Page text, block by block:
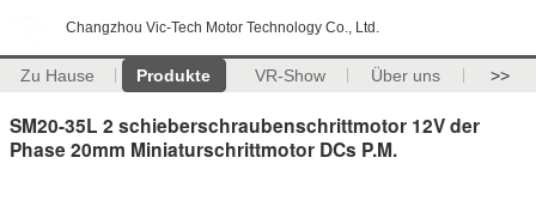
Changzhou Vic-Tech Motor Technology Co., Ltd.
Zu Hause Produkte VR-Show Über uns >>
SM20-35L 2 schieberschraubenschrittmotor 12V der
Phase 20mm Miniaturschrittmotor DCs P.M.